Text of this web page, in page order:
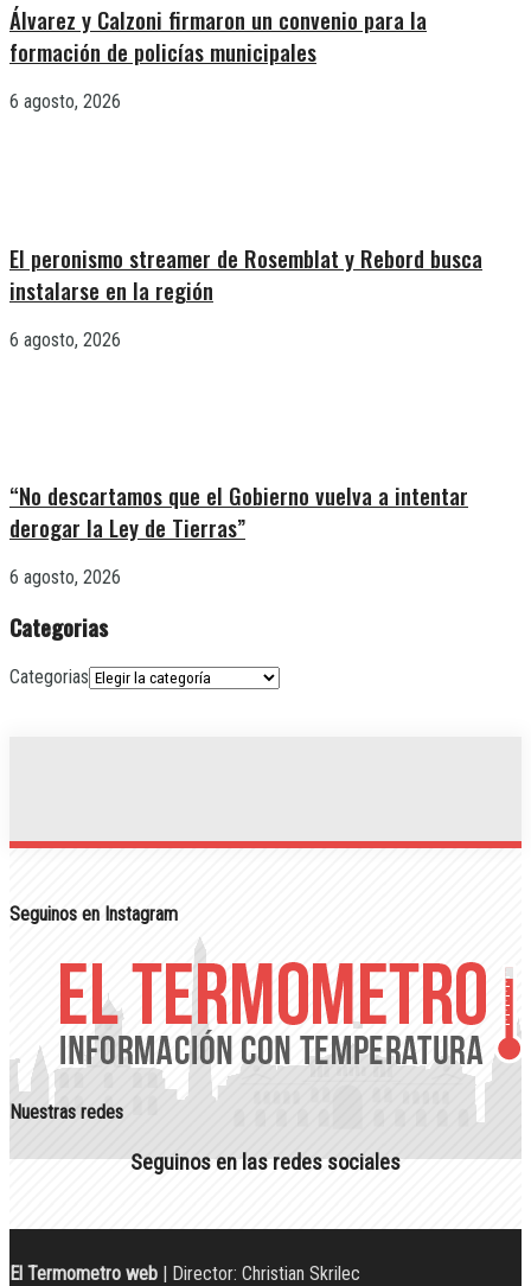
Álvarez y Calzoni firmaron un convenio para la
formación de policías municipales
6 agosto, 2026
El peronismo streamer de Rosemblat y Rebord busca
instalarse en la región
6 agosto, 2026
“No descartamos que el Gobierno vuelva a intentar
derogar la Ley de Tierras”
6 agosto, 2026
Categorias
Categorias
Seguinos en Instagram
Nuestras redes
Seguinos en las redes sociales
El Termometro web | Director: Christian Skrilec